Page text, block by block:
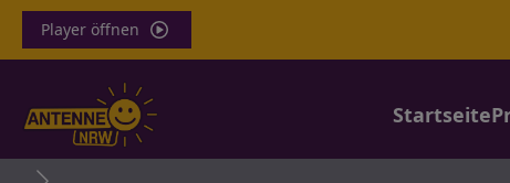
Player öffnen
Startseite